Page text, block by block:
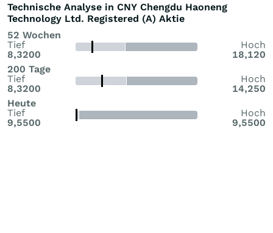
Technische Analyse in CNY Chengdu Haoneng
Technology Ltd. Registered (A) Aktie
52 Wochen
Tief
8,3200
Hoch
18,120
200 Tage
Tief
8,3200
Hoch
14,250
Heute
Tief
9,5500
Hoch
9,5500